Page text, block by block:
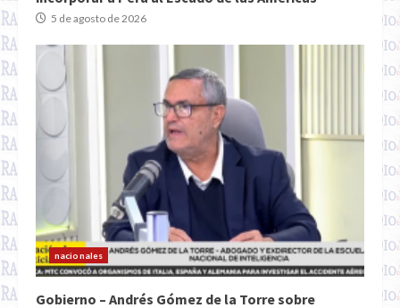
5 de agosto de 2026
nacionales
Gobierno – Andrés Gómez de la Torre sobre